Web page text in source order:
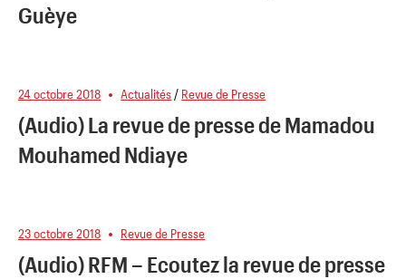
Guèye
24 octobre 2018 Actualités / Revue de Presse
(Audio) La revue de presse de Mamadou
Mouhamed Ndiaye
23 octobre 2018 Revue de Presse
(Audio) RFM – Ecoutez la revue de presse